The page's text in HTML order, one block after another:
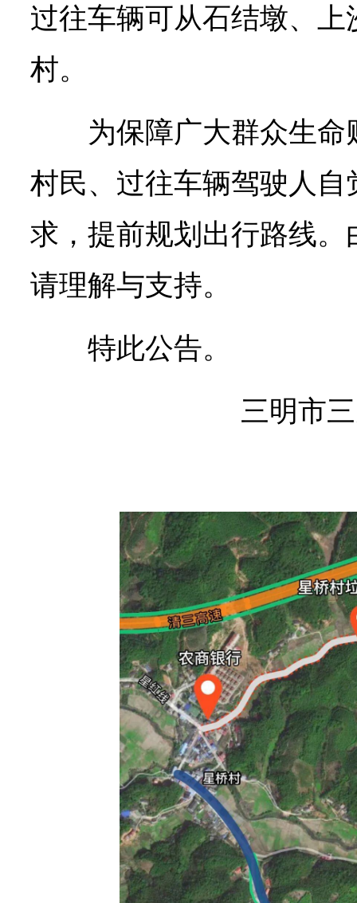
过往车辆可从石结墩、
村。
为保障广大群众生
村民、过往车辆驾驶人
求，提前规划出行路线
请理解与支持。
特此公告。
三明市